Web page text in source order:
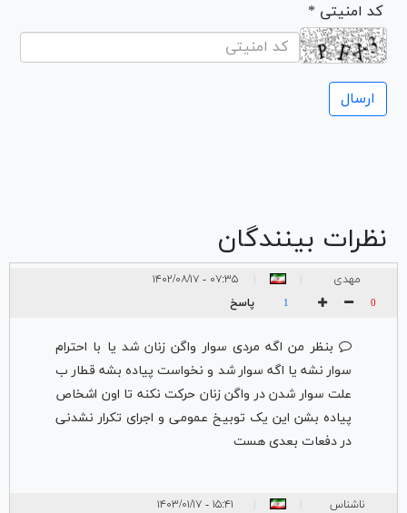
* کد امنیتی
نظرات بینندگان
مهدی ۰۷:۳۵ - ۱۴۰۲/۰۸/۱۷
0
1 پاسخ
بنظر من اگه مردی سوار واگن زنان شد یا با احترام
سوار نشه یا اگه سوار شد و نخواست پیاده بشه قطار ب
علت سوار شدن در واگن زنان حرکت نکنه تا اون اشخاص
پیاده بشن این یک توبیخ عمومی و اجرای تکرار نشدنی
در دفعات بعدی هست
ناشناس ۱۵:۴۱ - ۱۴۰۳/۰۱/۱۷